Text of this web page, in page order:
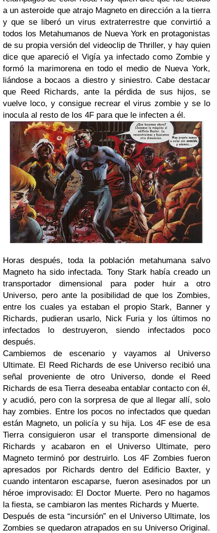
a un asteroide que atrajo Magneto en dirección a la tierra
y que se liberó un virus extraterrestre que convirtió a
todos los Metahumanos de Nueva York en protagonistas
de su propia versión del videoclip de Thriller, y hay quien
dice que apareció el Vigía ya infectado como Zombie y
formó la marimorena en todo el medio de Nueva York,
liándose a bocaos a diestro y siniestro. Cabe destacar
que Reed Richards, ante la pérdida de sus hijos, se
vuelve loco, y consigue recrear el virus zombie y se lo
inocula al resto de los 4F para que le infecten a él.
Horas después, toda la población metahumana salvo
Magneto ha sido infectada. Tony Stark había creado un
transportador dimensional para poder huir a otro
Universo, pero ante la posibilidad de que los Zombies,
entre los cuales ya estaban el propio Stark, Banner y
Richards, pudieran usarlo, Nick Furia y los últimos no
infectados lo destruyeron, siendo infectados poco
después.
Cambiemos de escenario y vayamos al Universo
Ultimate. El Reed Richards de ese Universo recibió una
señal proveniente de otro Universo, donde el Reed
Richards de esa Tierra deseaba entablar contacto con él,
y acudió, pero con la sorpresa de que al llegar allí, solo
hay zombies. Entre los pocos no infectados que quedan
están Magneto, un policía y su hija. Los 4F ese de esa
Tierra consiguieron usar el transporte dimensional de
Richards y acabaron en el Universo Ultimate, pero
Magneto terminó por destruirlo. Los 4F Zombies fueron
apresados por Richards dentro del Edificio Baxter, y
cuando intentaron escaparse, fueron asesinados por un
héroe improvisado: El Doctor Muerte. Pero no hagamos
la fiesta, se cambiaron las mentes Richards y Muerte.
Después de esta “incursión” en el Universo Ultimate, los
Zombies se quedaron atrapados en su Universo Original.